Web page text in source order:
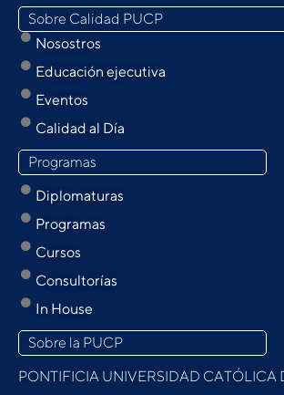
Sobre Calidad PUCP
Nosostros
Educación ejecutiva
Eventos
Calidad al Día
Programas
Diplomaturas
Programas
Cursos
Consultorías
In House
Sobre la PUCP
PONTIFICIA UNIVERSIDAD CATÓLICA